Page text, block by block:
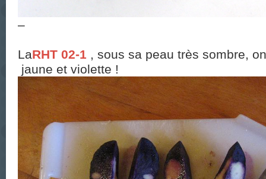
–
LaRHT 02-1 , sous sa peau très sombre,
jaune et violette !